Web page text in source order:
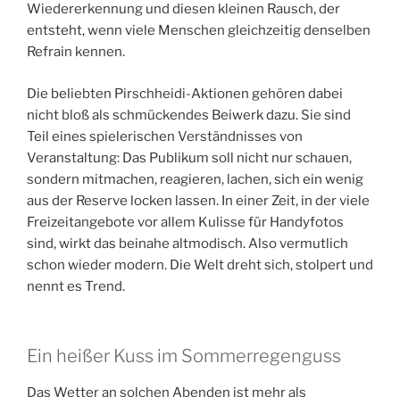
Wiedererkennung und diesen kleinen Rausch, der
entsteht, wenn viele Menschen gleichzeitig denselben
Refrain kennen.
Die beliebten Pirschheidi-Aktionen gehören dabei
nicht bloß als schmückendes Beiwerk dazu. Sie sind
Teil eines spielerischen Verständnisses von
Veranstaltung: Das Publikum soll nicht nur schauen,
sondern mitmachen, reagieren, lachen, sich ein wenig
aus der Reserve locken lassen. In einer Zeit, in der viele
Freizeitangebote vor allem Kulisse für Handyfotos
sind, wirkt das beinahe altmodisch. Also vermutlich
schon wieder modern. Die Welt dreht sich, stolpert und
nennt es Trend.
Ein heißer Kuss im Sommerregenguss
Das Wetter an solchen Abenden ist mehr als